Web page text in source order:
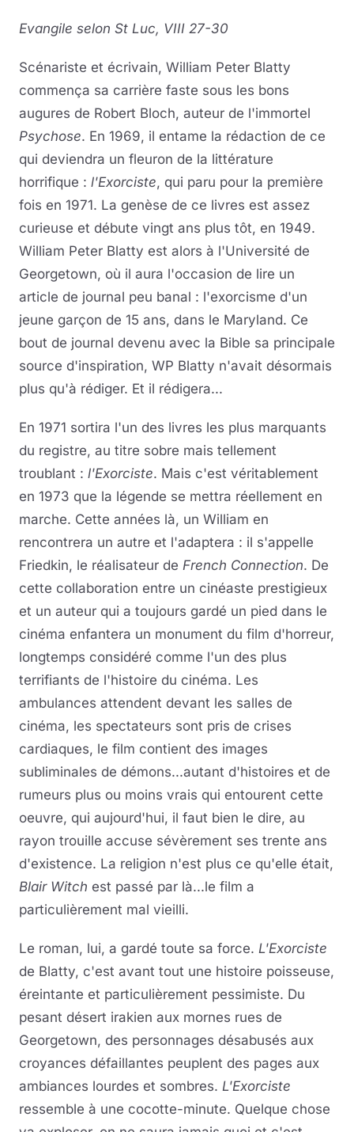
Evangile selon St Luc, VIII 27-30
Scénariste et écrivain, William Peter Blatty
commença sa carrière faste sous les bons
augures de Robert Bloch, auteur de l'immortel
Psychose. En 1969, il entame la rédaction de ce
qui deviendra un fleuron de la littérature
horrifique : l'Exorciste, qui paru pour la première
fois en 1971. La genèse de ce livres est assez
curieuse et débute vingt ans plus tôt, en 1949.
William Peter Blatty est alors à l'Université de
Georgetown, où il aura l'occasion de lire un
article de journal peu banal : l'exorcisme d'un
jeune garçon de 15 ans, dans le Maryland. Ce
bout de journal devenu avec la Bible sa principale
source d'inspiration, WP Blatty n'avait désormais
plus qu'à rédiger. Et il rédigera...
En 1971 sortira l'un des livres les plus marquants
du registre, au titre sobre mais tellement
troublant : l'Exorciste. Mais c'est véritablement
en 1973 que la légende se mettra réellement en
marche. Cette années là, un William en
rencontrera un autre et l'adaptera : il s'appelle
Friedkin, le réalisateur de French Connection. De
cette collaboration entre un cinéaste prestigieux
et un auteur qui a toujours gardé un pied dans le
cinéma enfantera un monument du film d'horreur,
longtemps considéré comme l'un des plus
terrifiants de l'histoire du cinéma. Les
ambulances attendent devant les salles de
cinéma, les spectateurs sont pris de crises
cardiaques, le film contient des images
subliminales de démons...autant d'histoires et de
rumeurs plus ou moins vrais qui entourent cette
oeuvre, qui aujourd'hui, il faut bien le dire, au
rayon trouille accuse sévèrement ses trente ans
d'existence. La religion n'est plus ce qu'elle était,
Blair Witch est passé par là...le film a
particulièrement mal vieilli.
Le roman, lui, a gardé toute sa force. L'Exorciste
de Blatty, c'est avant tout une histoire poisseuse,
éreintante et particulièrement pessimiste. Du
pesant désert irakien aux mornes rues de
Georgetown, des personnages désabusés aux
croyances défaillantes peuplent des pages aux
ambiances lourdes et sombres. L'Exorciste
ressemble à une cocotte-minute. Quelque chose